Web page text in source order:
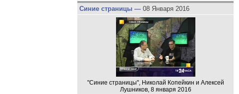
Синие страницы — 08 Января 2016
"Синие страницы", Николай Копейкин и Алексей
Лушников, 8 января 2016